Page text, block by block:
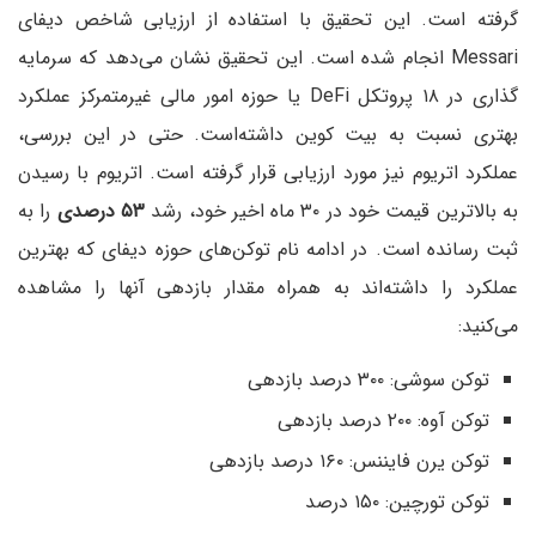
گرفته است. این تحقیق با استفاده از ارزیابی شاخص دیفای
Messari انجام شده است. این تحقیق نشان می‌دهد که سرمایه
گذاری در ۱۸ پروتکل DeFi یا حوزه امور مالی غیرمتمرکز عملکرد
بهتری نسبت به بیت کوین داشته‌است. حتی در این بررسی،
عملکرد اتریوم نیز مورد ارزیابی قرار گرفته است. اتریوم با رسیدن
به بالاترین قیمت خود در ۳۰ ماه اخیر خود، رشد
۵۳ درصدی
را به
ثبت رسانده است. در ادامه نام توکن‌های حوزه دیفای که بهترین
عملکرد را داشته‌اند به همراه مقدار بازدهی آنها را مشاهده
می‌کنید:
توکن سوشی: ۳۰۰ درصد بازدهی
توکن آوه: ۲۰۰ درصد بازدهی
توکن یرن فایننس: ۱۶۰ درصد بازدهی
توکن تورچین: ۱۵۰ درصد